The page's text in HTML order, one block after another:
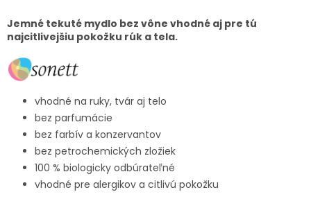
Jemné tekuté mydlo bez vône vhodné aj pre tú
najcitlivejšiu pokožku rúk a tela.
vhodné na ruky, tvár aj telo
bez parfumácie
bez farbív a konzervantov
bez petrochemických zložiek
100 % biologicky odbúrateľné
vhodné pre alergikov a citlivú pokožku